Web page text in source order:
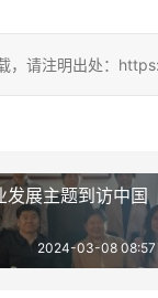
，请注明出处：
发展主题到访中国
2024-03-08 08:57